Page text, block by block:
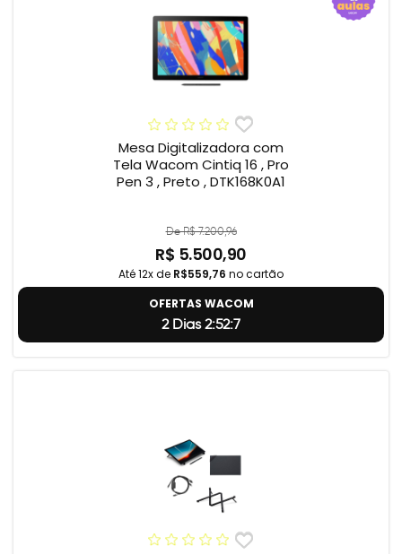
Mesa Digitalizadora com
Tela Wacom Cintiq 16 , Pro
Pen 3 , Preto , DTK168K0A1
De R$ 7.200,96
R$ 5.500,90
Até 12x de R$559,76 no cartão
OFERTAS WACOM
2 Dias 2:52:6